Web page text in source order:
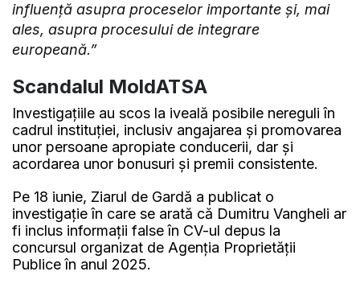
influență asupra proceselor importante și, mai
ales, asupra procesului de integrare
europeană.”
Scandalul MoldATSA
Investigațiile au scos la iveală posibile nereguli în
cadrul instituției, inclusiv angajarea și promovarea
unor persoane apropiate conducerii, dar și
acordarea unor bonusuri și premii consistente.
Pe 18 iunie, Ziarul de Gardă a publicat o
investigație în care se arată că Dumitru Vangheli ar
fi inclus informații false în CV-ul depus la
concursul organizat de Agenția Proprietății
Publice în anul 2025.